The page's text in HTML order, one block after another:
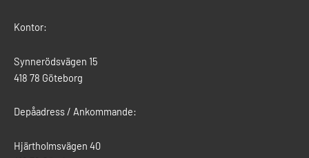
Kontor:
Synnerödsvägen 15
418 78 Göteborg
Depåadress / Ankommande:
Hjärtholmsvägen 40